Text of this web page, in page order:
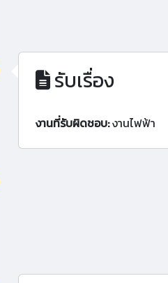
รับเรื่อง
งานที่รับผิดชอบ:งานไฟฟ้า